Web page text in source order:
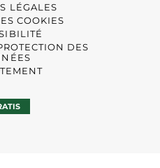
LÉGALES
COOKIES
DES